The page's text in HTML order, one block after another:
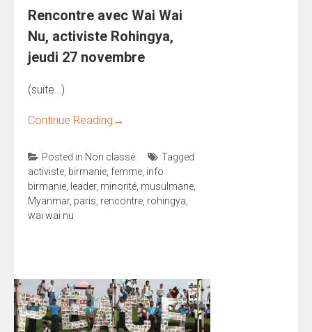
Rencontre avec Wai Wai
Nu, activiste Rohingya,
jeudi 27 novembre
(suite…)
Continue Reading →
Posted in Non classé
Tagged
activiste birmanie femme info
birmanie
leader, minorité musulmane
Myanmar, paris rencontre rohingya
wai wai nu